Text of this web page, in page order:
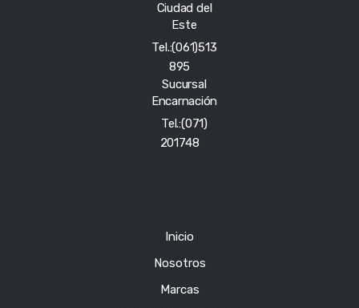
Ciudad del
Este
Tel.:(061)513
895
Sucursal
Encarnación
Tel.:(071)
201748
Inicio
Nosotros
Marcas